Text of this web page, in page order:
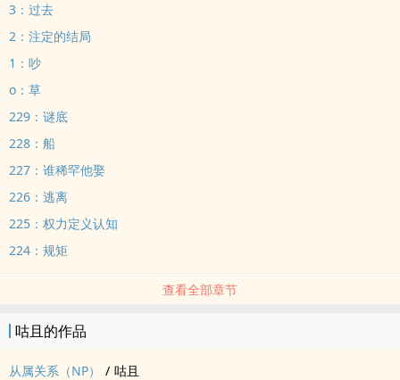
3：过去
2：注定的结局
1：吵
o：草
229：谜底
228：船
227：谁稀罕他娶
226：逃离
225：权力定义认知
224：规矩
查看全部章节
咕且的作品
从属关系（NP） / 咕且